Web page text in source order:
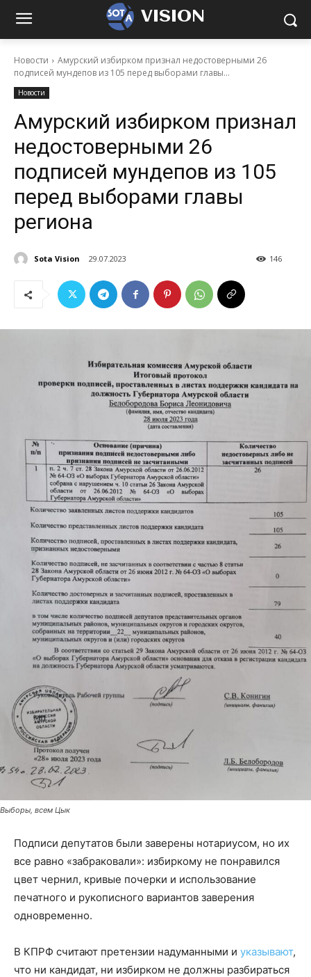
VISION
Новости
Амурский избирком признал недостоверными 26
подписей мундепов из 105 перед выборами главы...
Новости
Амурский избирком признал
недостоверными 26
подписей мундепов из 105
перед выборами главы
региона
Sota Vision 29.07.2023 146
Выборы, всем Цык
Подписи депутатов были заверены нотариусом, но их
все равно «забраковали»: избиркому не понравился
цвет чернил, кривые почерки и использование
печатного и рукописного вариантов заверения
одновременно.
В КПРФ считают претензии надуманными и указывают,
что ни кандидат, ни избирком не должны разбираться